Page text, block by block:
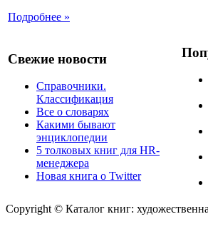
Подробнее »
Свежие новости
Справочники.
Классификация
Все о словарях
Какими бывают
энциклопедии
5 толковых книг для HR-
менеджера
Новая книга о Twitter
Copyright © Каталог книг: